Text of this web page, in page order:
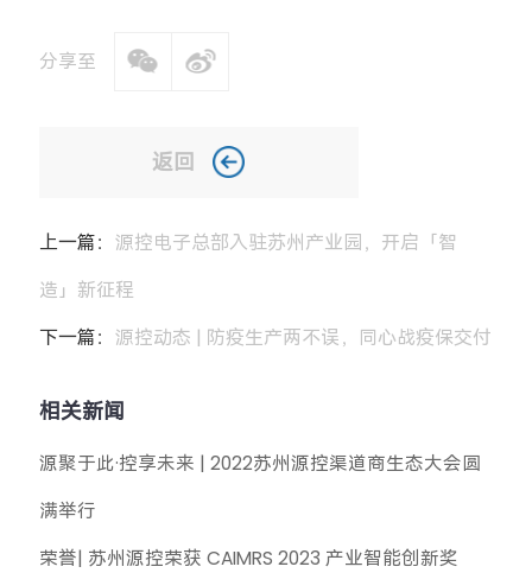
分享至
返回
上一篇： 源控电子总部入驻苏州产业园，开启「智
造」新征程
下一篇： 源控动态 | 防疫生产两不误，同心战疫保交付
相关新闻
源聚于此·控享未来 | 2022苏州源控渠道商生态大会圆
满举行
荣誉| 苏州源控荣获 CAIMRS 2023 产业智能创新奖